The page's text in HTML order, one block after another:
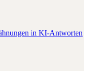
in KI-Antworten